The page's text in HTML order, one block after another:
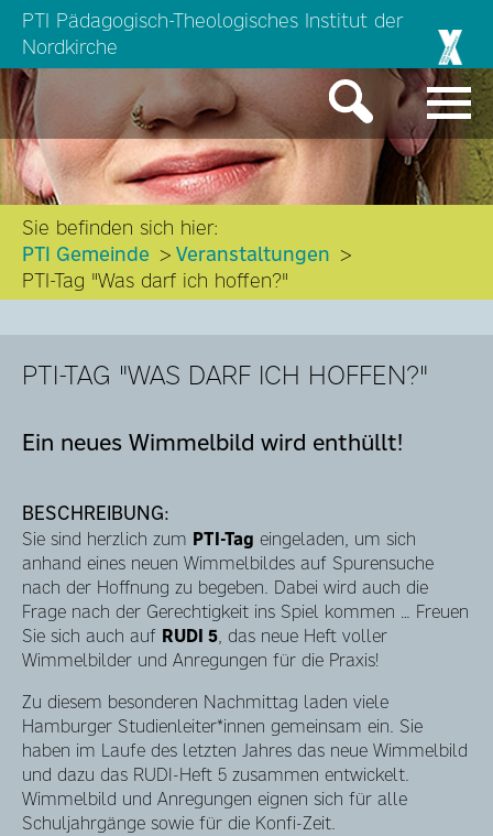
PTI Pädagogisch-Theologisches Institut der
Nordkirche
Sie befinden sich hier:
PTI Gemeinde
Veranstaltungen
PTI-Tag "Was darf ich hoffen?"
PTI-TAG "WAS DARF ICH HOFFEN?"
Ein neues Wimmelbild wird enthüllt!
BESCHREIBUNG:
Sie sind herzlich zum PTI-Tag eingeladen, um sich
anhand eines neuen Wimmelbildes auf Spurensuche
nach der Hoffnung zu begeben. Dabei wird auch die
Frage nach der Gerechtigkeit ins Spiel kommen … Freuen
Sie sich auch auf RUDI 5, das neue Heft voller
Wimmelbilder und Anregungen für die Praxis!
Zu diesem besonderen Nachmittag laden viele
Hamburger Studienleiter*innen gemeinsam ein. Sie
haben im Laufe des letzten Jahres das neue Wimmelbild
und dazu das RUDI-Heft 5 zusammen entwickelt.
Wimmelbild und Anregungen eignen sich für alle
Schuljahrgänge sowie für die Konfi-Zeit.